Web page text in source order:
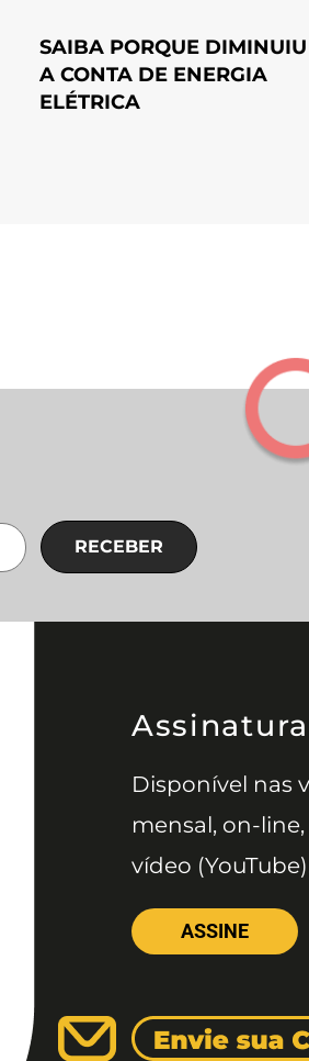
SAIBA PORQUE DIMINUIU
A CONTA DE ENERGIA
ELÉTRICA
RECEBER
Assinatura
Disponível nas
mensal, on-
vídeo
ASSINE